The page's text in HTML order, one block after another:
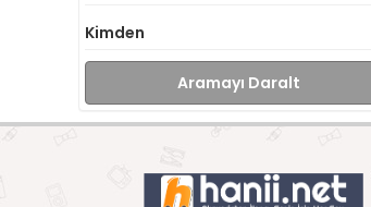
Kimden
Aramayı Daralt